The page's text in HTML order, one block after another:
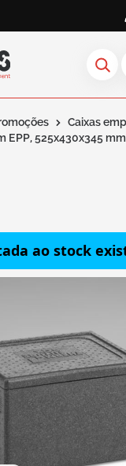
Caixas
EPP, 525x430x345
ao stock